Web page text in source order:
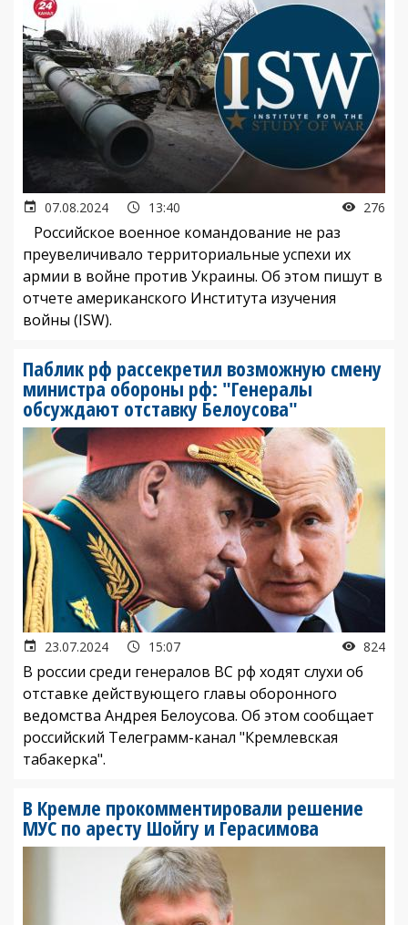
07.08.2024 13:40 276
Российское военное командование не раз
преувеличивало территориальные успехи их
армии в войне против Украины. Об этом пишут в
отчете американского Института изучения
войны (ISW).
Паблик рф рассекретил возможную смену
министра обороны рф: "Генералы
обсуждают отставку Белоусова"
23.07.2024 15:07 824
В россии среди генералов ВС рф ходят слухи об
отставке действующего главы оборонного
ведомства Андрея Белоусова. Об этом сообщает
российский Телеграмм-канал "Кремлевская
табакерка".
В Кремле прокомментировали решение
МУС по аресту Шойгу и Герасимова